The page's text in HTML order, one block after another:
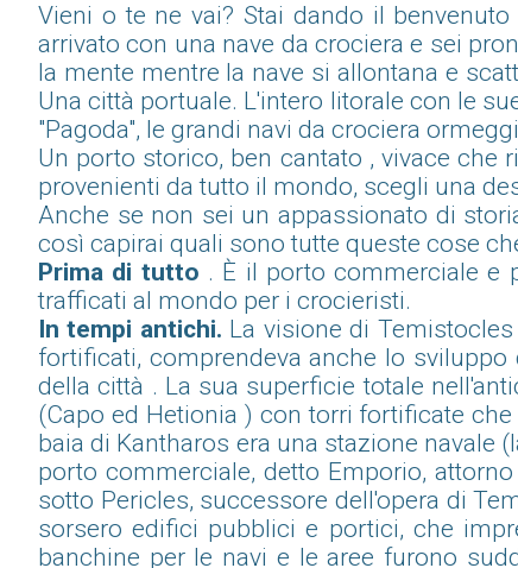
Vieni o te ne vai? Stai dando il
arrivato con una nave da crociera e sei
la mente mentre la nave si allontana e
Una città portuale. L'intero litorale con le
"Pagoda", le grandi navi da crociera
Un porto storico, ben cantato , vivace
provenienti da tutto il mondo, scegli una
Anche se non sei un appassionato di
così capirai quali sono tutte queste cose
Prima di tutto . È il porto commerciale e
trafficati al mondo per i crocieristi.
In tempi antichi. La visione di
fortificati, comprendeva anche lo
della città . La sua superficie totale
(Capo ed Hetionia ) con torri fortificate
baia di Kantharos era una stazione navale
porto commerciale, detto Emporio,
sotto Pericles, successore dell'opera di
sorsero edifici pubblici e portici, che
banchine per le navi e le aree furono